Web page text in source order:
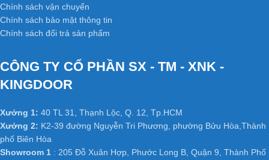
Chính sách vận chuyển
Chính sách bảo mật thông tin
Chính sách đổi trả sản phẩm
CÔNG TY CỔ PHẦN SX - TM - XNK -
KINGDOOR
Xưởng 1: 40 TL 31, Thạnh Lộc, Q. 12, Tp.HCM
Xưởng 2: K2-39 đường Nguyễn Tri Phương, phường Bửu Hòa,Thành
phố Biên Hòa
Showroom 1 : 205 Đỗ Xuân Hợp, Phước Long B, Quận 9, Thành Phố